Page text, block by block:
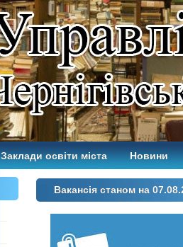
Заклади освіти міста Новини
Вакансія станом на